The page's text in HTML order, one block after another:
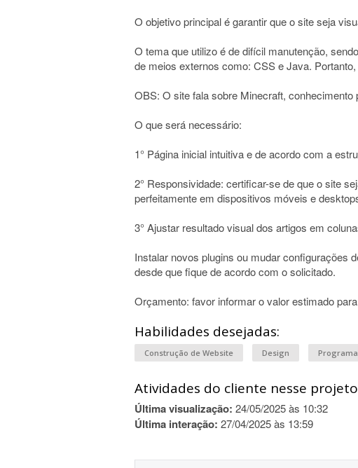
O objetivo principal é garantir que o site seja
O tema que utilizo é de difícil manutenção,
de meios externos como: CSS e Java.
OBS: O site fala sobre Minecraft, conhecimento
O que será necessário:
1° Página inicial intuitiva e de acordo com a
2° Responsividade: certificar-se de que o site
perfeitamente em dispositivos móveis e
3° Ajustar resultado visual dos artigos em
Instalar novos plugins ou mudar configurações
desde que fique de acordo com o solicitado.
Orçamento: favor informar o valor estimado
Habilidades desejadas:
Construção de Website Design
Atividades do cliente nesse
Última visualização: 24/05/2025 às 10:32
Última interação: 27/04/2025 às 13:59